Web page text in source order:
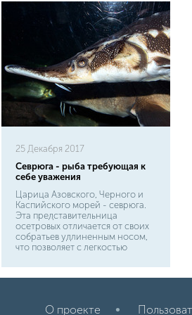
25 Декабря 2017
Севрюга - рыба требующая к
себе уважения
Царица Азовского, Черного и
Каспийского морей - севрюга.
Эта представительница
осетровых отличается от своих
собратьев удлиненным носом,
что позволяет с легкостью
выпуклая, а костные щитки или
"жучки" очень плотно прилегают
слабовыраженные усики, что
О проекте